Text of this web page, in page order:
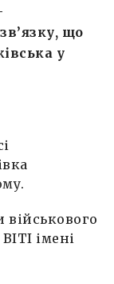
що
у
військового
імені